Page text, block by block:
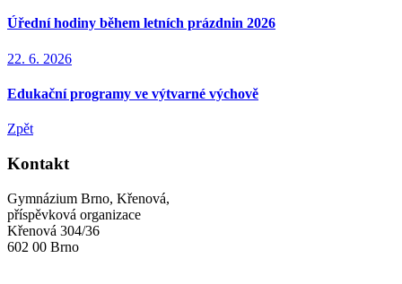
Úřední hodiny během letních prázdnin 2026
22. 6. 2026
Edukační programy ve výtvarné výchově
Zpět
Kontakt
Gymnázium Brno, Křenová,
příspěvková organizace
Křenová 304/36
602 00 Brno